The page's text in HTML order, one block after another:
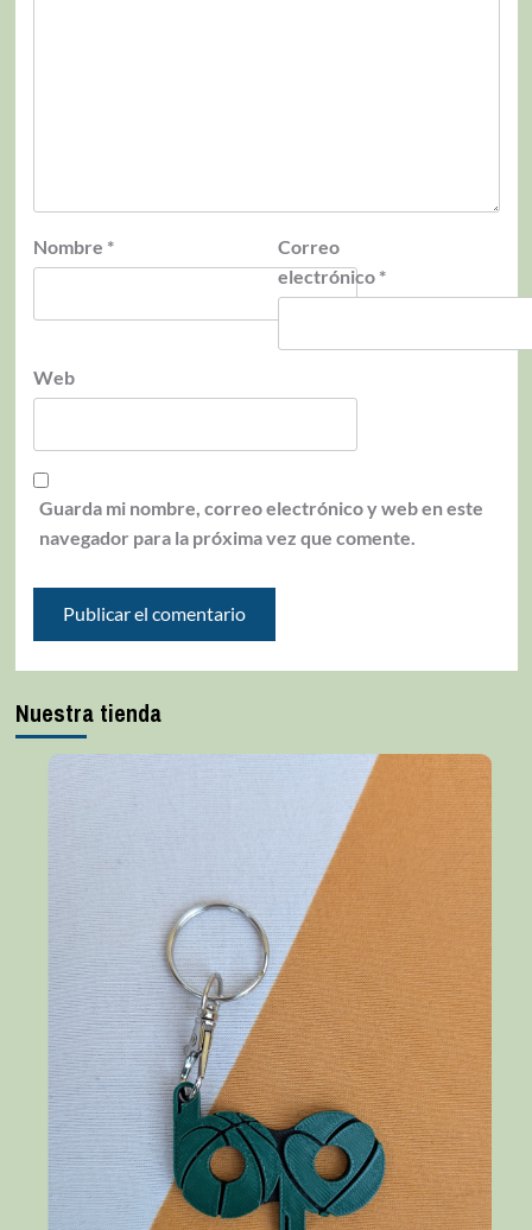
Nombre *
Correo
electrónico *
Web
Guarda mi nombre, correo electrónico y web en este
navegador para la próxima vez que comente.
Nuestra tienda